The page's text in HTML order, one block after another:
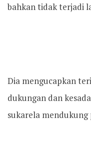
bahkan tidak terjadi
Dia mengucapkan
dukungan dan
sukarela